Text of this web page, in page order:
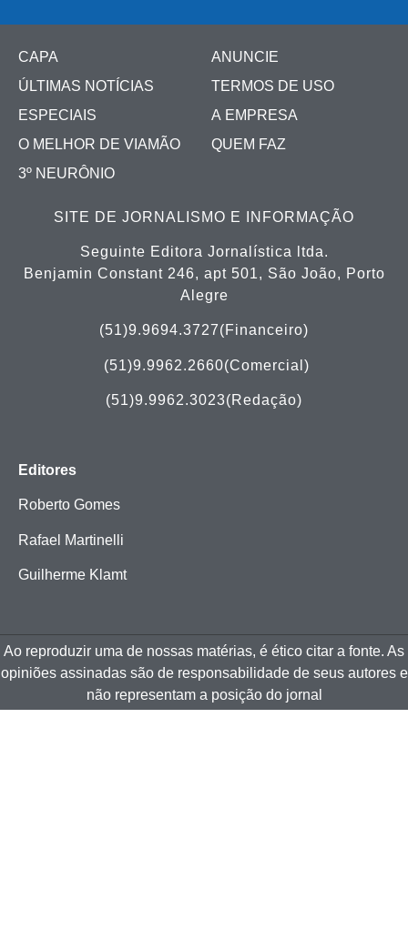
CAPA
ÚLTIMAS NOTÍCIAS
ESPECIAIS
O MELHOR DE VIAMÃO
3º NEURÔNIO
ANUNCIE
TERMOS DE USO
A EMPRESA
QUEM FAZ
SITE DE JORNALISMO E INFORMAÇÃO
Seguinte Editora Jornalística ltda.
Benjamin Constant 246, apt 501, São João, Porto
Alegre
(51)9.9694.3727(Financeiro)
(51)9.9962.2660(Comercial)
(51)9.9962.3023(Redação)
Editores
Roberto Gomes
Rafael Martinelli
Guilherme Klamt
Ao reproduzir uma de nossas matérias, é ético citar a fonte. As
opiniões assinadas são de responsabilidade de seus autores e
não representam a posição do jornal